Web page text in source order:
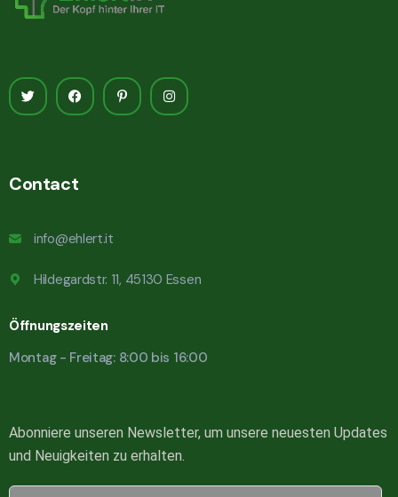
Contact
info@ehlert.it
Hildegardstr. 11, 45130 Essen
Öffnungszeiten
Montag - Freitag: 8:00 bis 16:00
Abonniere unseren Newsletter, um unsere neuesten Updates
und Neuigkeiten zu erhalten.